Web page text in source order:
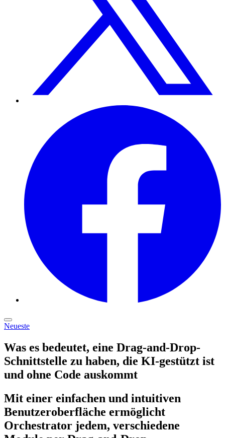
Neueste
Was es bedeutet, eine Drag-and-Drop-
Schnittstelle zu haben, die KI-gestützt ist
und ohne Code auskommt
Mit einer einfachen und intuitiven
Benutzeroberfläche ermöglicht
Orchestrator jedem, verschiedene